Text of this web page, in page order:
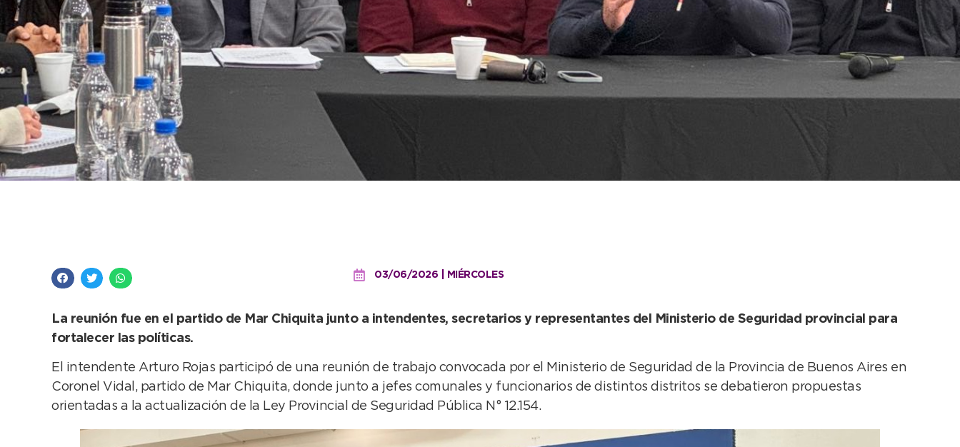
03/06/2026 | MIÉRCOLES
La reunión fue en el partido de Mar Chiquita junto a intendentes, secretarios y representantes del Ministerio de Seguridad provincial para
fortalecer las políticas.
El intendente Arturo Rojas participó de una reunión de trabajo convocada por el Ministerio de Seguridad de la Provincia de Buenos Aires en
Coronel Vidal, partido de Mar Chiquita, donde junto a jefes comunales y funcionarios de distintos distritos se debatieron propuestas
orientadas a la actualización de la Ley Provincial de Seguridad Pública N° 12.154.